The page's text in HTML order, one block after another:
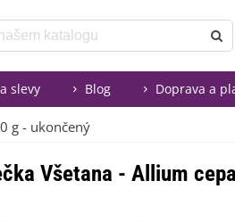
slevy Blog Doprava a
g - ukončený
Všetana - Allium